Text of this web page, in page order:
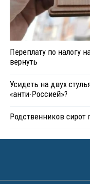
Переплату по налогу
вернуть
Усидеть на двух
«анти-Россией»?
Родственников